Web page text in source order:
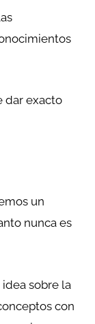
dar exacto
un
nunca es
sobre la
con